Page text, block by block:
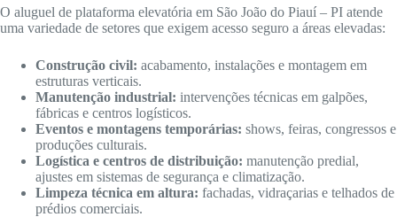
O aluguel de plataforma elevatória em São João do Piauí – PI atende
uma variedade de setores que exigem acesso seguro a áreas elevadas:
Construção civil: acabamento, instalações e montagem em
estruturas verticais.
Manutenção industrial: intervenções técnicas em galpões,
fábricas e centros logísticos.
Eventos e montagens temporárias: shows, feiras, congressos e
produções culturais.
Logística e centros de distribuição: manutenção predial,
ajustes em sistemas de segurança e climatização.
Limpeza técnica em altura: fachadas, vidraçarias e telhados de
prédios comerciais.